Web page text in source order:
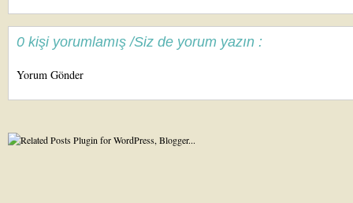
0 kişi yorumlamış /Siz de yorum yazın :
Yorum Gönder